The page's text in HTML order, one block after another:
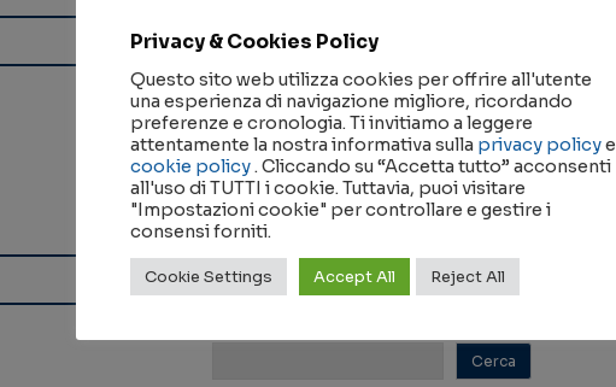
Nessun Risultato Trovato
Privacy & Cookies Policy
Questo sito web utilizza cookies per offrire all'utente
una esperienza di navigazione migliore, ricordando
preferenze e cronologia. Ti invitiamo a leggere
attentamente la nostra informativa sulla privacy policye
cookie policy . Cliccando su “Accetta tutto” acconsenti
all'uso di TUTTI i cookie. Tuttavia, puoi visitare
"Impostazioni cookie" per controllare e gestire i
consensi forniti.
Cookie Settings Accept All Reject All